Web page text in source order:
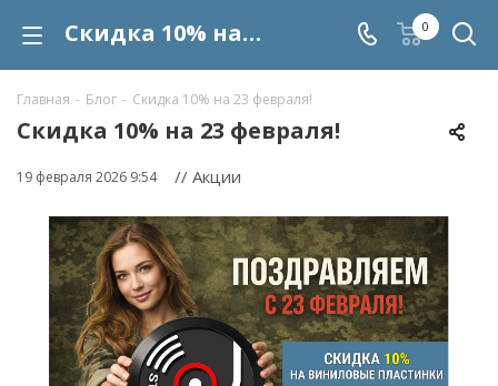
Скидка 10% на 23 февраля! 0
Главная - Блог - Скидка 10% на 23 февраля!
Скидка 10% на 23 февраля!
19 февраля 2026 9:54 // Акции